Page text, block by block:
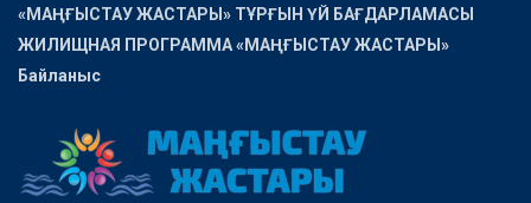
«МАҢҒЫСТАУ ЖАСТАРЫ» ТҰРҒЫН ҮЙ БАҒДАРЛАМАСЫ
ЖИЛИЩНАЯ ПРОГРАММА «МАҢҒЫСТАУ ЖАСТАРЫ»
Байланыс